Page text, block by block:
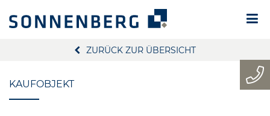
ZURÜCK ZUR ÜBERSICHT
KAUFOBJEKT